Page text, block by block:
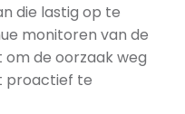
die lastig op te
monitoren van de
de oorzaak weg
proactief te